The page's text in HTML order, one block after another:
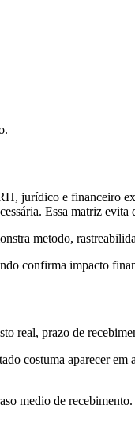
jurídico e financeiro
Essa matriz
metodo,
confirma impacto
real, prazo de
costuma aparecer
medio de